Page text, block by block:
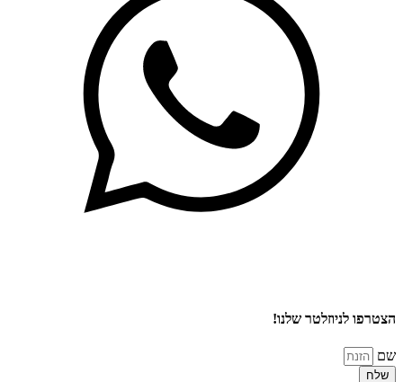
הצטרפו לניוזלטר שלנו!
שם
שלח